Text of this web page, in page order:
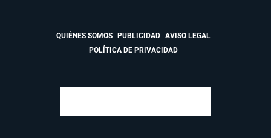
QUIÉNES SOMOS PUBLICIDAD
AVISO LEGAL
POLÍTICA DE PRIVACIDAD